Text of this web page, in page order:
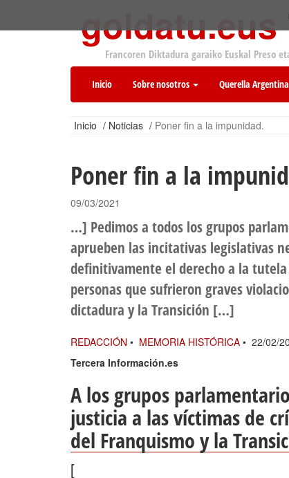
goldatu.eus
Francoren Diktadura garaiko Euskal Preso
Inicio Sobre nosotros Querella Argentina
Inicio / Noticias / Poner fin a la impunidad.
Poner fin a la
09/03/2021
…] Pedimos a todos los grupos
aprueben las incitativas legislativas
definitivamente el derecho a la
personas que sufrieron graves
dictadura y la Transición […]
REDACCIÓN • MEMORIA HISTÓRICA • 22/02/
Tercera Información.es
A los grupos
justicia a las víctimas de
del Franquismo y la
[